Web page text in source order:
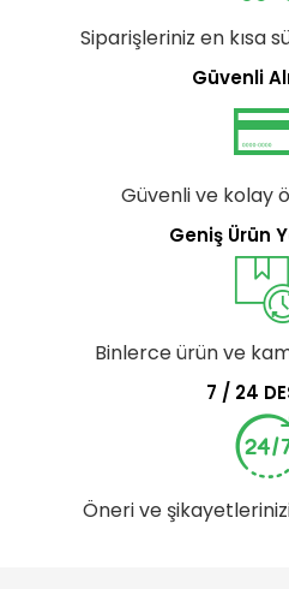
Siparişleriniz en kısa
Güvenli
Güvenli ve kolay
Geniş Ürün
Binlerce ürün ve
7 / 24
Öneri ve